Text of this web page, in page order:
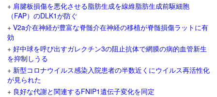
+ 肩腱板損傷を悪化させる脂肪生成を線維脂肪生成前駆細胞
（FAP）のDLK1が防ぐ
+ V2a介在神経が豊富な脊髄介在神経の移植が脊髄損傷ラットに有
効
+ 好中球を呼び出すガレクチン3の阻止抗体で網膜の病的血管新生
を抑制しうる
+ 新型コロナウイルス感染入院患者の半数近くにウイルス再活性化
が見られた
+ 良好な代謝と関連するFNIP1遺伝子変化を同定